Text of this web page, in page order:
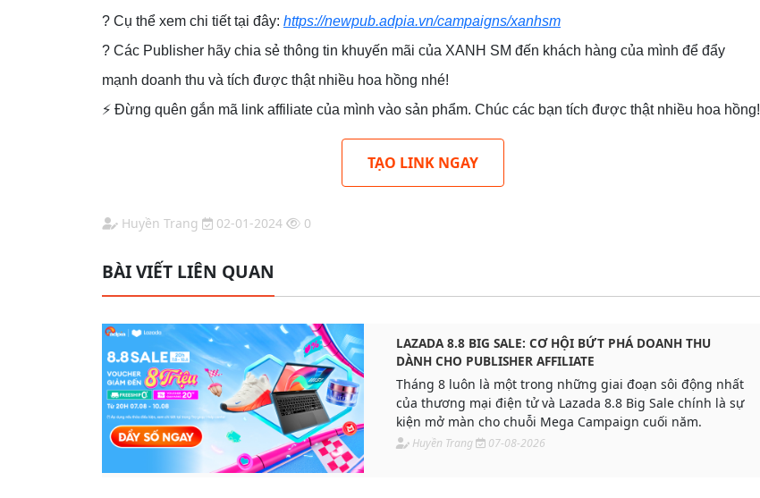
? Cụ thể xem chi tiết tại đây: https://newpub.adpia.vn/campaigns/xanhsm
? Các Publisher hãy chia sẻ thông tin khuyến mãi của XANH SM đến khách hàng của mình để đẩy
mạnh doanh thu và tích được thật nhiều hoa hồng nhé!
⚡️ Đừng quên gắn mã link affiliate của mình vào sản phẩm. Chúc các bạn tích được thật nhiều hoa hồng!
TẠO LINK NGAY
Huyền Trang 02-01-2024 0
BÀI VIẾT LIÊN QUAN
LAZADA 8.8 BIG SALE: CƠ HỘI BỨT PHÁ DOANH THU
DÀNH CHO PUBLISHER AFFILIATE
Tháng 8 luôn là một trong những giai đoạn sôi động nhất
của thương mại điện tử và Lazada 8.8 Big Sale chính là sự
kiện mở màn cho chuỗi Mega Campaign cuối năm.
Huyền Trang 07-08-2026